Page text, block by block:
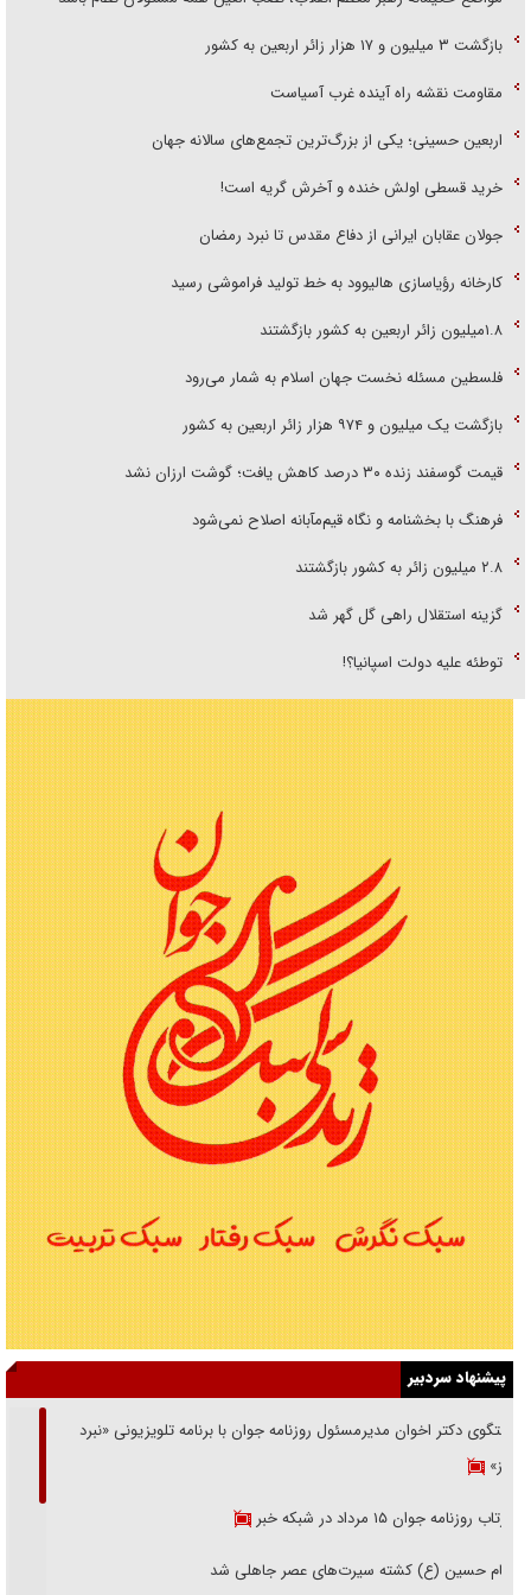
بازگشت ۳ میلیون و ۱۷ هزار زائر اربعین به کشور
مقاومت نقشه راه آینده غرب آسیاست
اربعین حسینی؛ یکی از بزرگ‌ترین تجمع‌های سالانه جهان
خرید قسطی اولش خنده و آخرش گریه است!
جولان عقابان ایرانی از دفاع مقدس تا نبرد رمضان
کارخانه رؤیاسازی هالیوود به خط تولید فراموشی رسید
۱.۸میلیون زائر اربعین به کشور بازگشتند
فلسطین مسئله نخست جهان اسلام به شمار می‌رود
بازگشت یک میلیون و ۹۷۴ هزار زائر اربعین به کشور
قیمت گوسفند زنده ۳۰ درصد کاهش یافت؛ گوشت ارزان نشد
فرهنگ با بخشنامه و نگاه قیم‌مآبانه اصلاح نمی‌شود
۲.۸ میلیون زائر به کشور بازگشتند
گزینه استقلال راهی گل گهر شد
توطئه علیه دولت اسپانیا؟!
پیشنهاد سردبیر
گفتگوی دکتر اخوان مدیرمسئول روزنامه جوان با برنامه تلویزیونی «نبرد
هرمز»
بازتاب روزنامه جوان ۱۵ مرداد در شبکه خبر
امام حسین (ع) کشته سیرت‌های عصر جاهلی شد